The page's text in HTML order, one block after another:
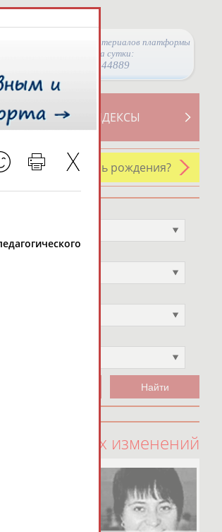
Просмотры материалов платформы
за сутки:
44889
СВОДНЫЕ ИНДЕКСЫ
кого сегодня день рождения?
100 последних изменений